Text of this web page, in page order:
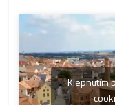
Klepnutím